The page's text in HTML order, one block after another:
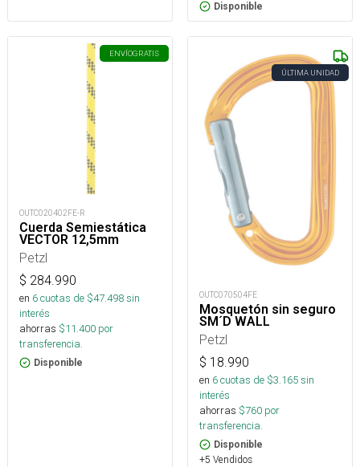
Disponible
ENVÍOGRATIS
OUTC020402FE-R
Cuerda Semiestática
VECTOR 12,5mm
Petzl
$ 284.990
en 6cuotas de $47.498sin
interés
ahorras $11.400 por
transferencia.
Disponible
ÚLTIMA UNIDAD
OUTC070504FE
Mosquetón sin seguro
SM´D WALL
Petzl
$ 18.990
en 6cuotas de $3.165sin
interés
ahorras $760 por
transferencia.
Disponible
+5 Vendidos